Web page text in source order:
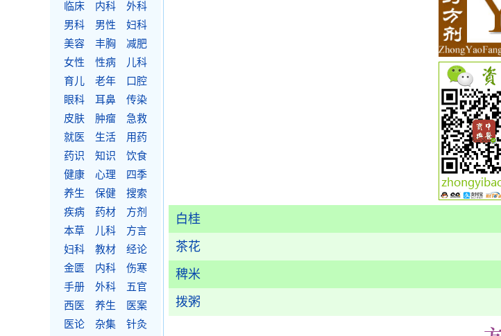
白桂
茶花
稗米
拨粥
临床
内科
外科
男科
男性
妇科
美容
丰胸
减肥
女性
性病
儿科
育儿
老年
口腔
眼科
耳鼻
传染
皮肤
肿瘤
急救
就医
生活
用药
药识
知识
饮食
健康
心理
四季
养生
保健
搜索
疾病
药材
方剂
本草
儿科
方言
妇科
教材
经论
金匮
内科
伤寒
手册
外科
五官
西医
养生
医案
医论
杂集 针灸